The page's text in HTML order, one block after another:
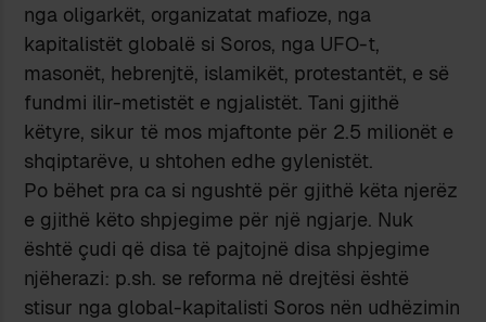
nga oligarkët, organizatat mafioze, nga
kapitalistët globalë si Soros, nga UFO-t,
masonët, hebrenjtë, islamikët, protestantët, e së
fundmi ilir-metistët e ngjalistët. Tani gjithë
këtyre, sikur të mos mjaftonte për 2.5 milionët e
shqiptarëve, u shtohen edhe gylenistët.
Po bëhet pra ca si ngushtë për gjithë këta njerëz
e gjithë këto shpjegime për një ngjarje. Nuk
është çudi që disa të pajtojnë disa shpjegime
njëherazi: p.sh. se reforma në drejtësi është
stisur nga global-kapitalisti Soros nën udhëzimin